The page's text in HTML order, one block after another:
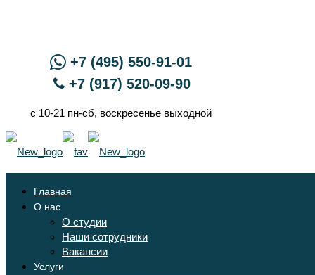
+7 (495) 550-91-01
+7 (917) 520-09-90
с 10-21 пн-сб, воскресенье выходной
Главная
О нас
О студии
Наши сотрудники
Вакансии
Услуги